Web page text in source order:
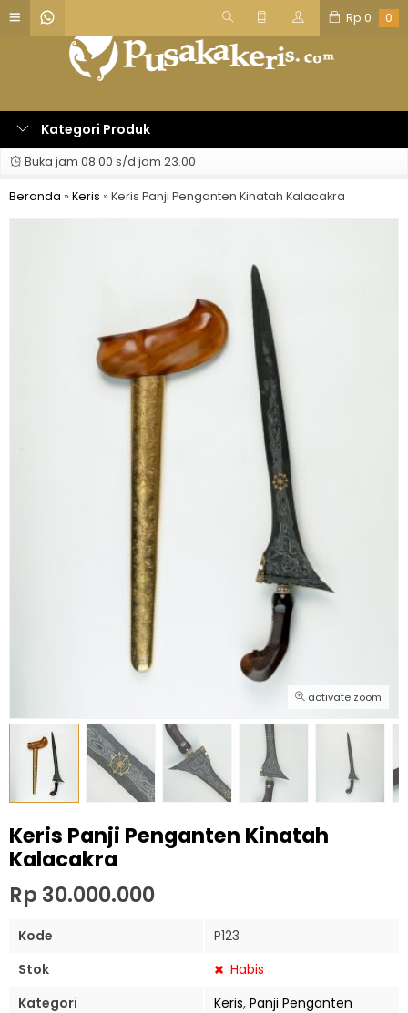
Rp 0 0
Kategori Produk
Buka jam 08.00 s/d jam 23.00
Beranda » Keris » Keris Panji Penganten Kinatah Kalacakra
activate zoom
Keris Panji Penganten Kinatah
Kalacakra
Rp 30.000.000
Kode
P123
Stok
Habis
Kategori
Keris, Panji Penganten